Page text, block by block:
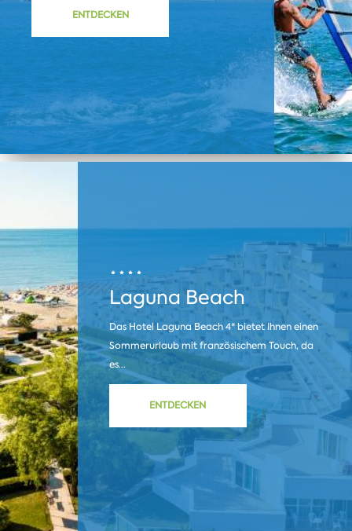
ENTDECKEN
Laguna Beach
Das Hotel Laguna Beach 4* bietet Ihnen einen
Sommerurlaub mit französischem Touch, da
es...
ENTDECKEN